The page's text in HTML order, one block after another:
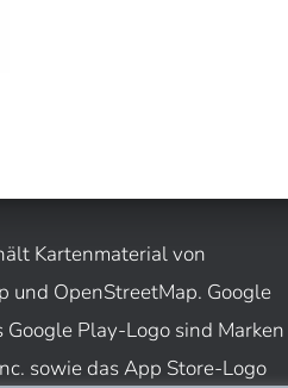
Kartenmaterial von
und OpenStreetMap. Google
Google Play-Logo sind Marken
sowie das App Store-Logo